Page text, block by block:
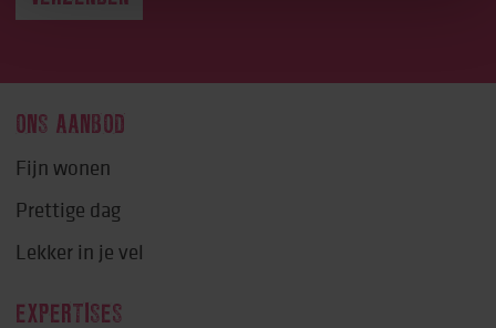
ONS AANBOD
Fijn wonen
Prettige dag
Lekker in je vel
EXPERTISES